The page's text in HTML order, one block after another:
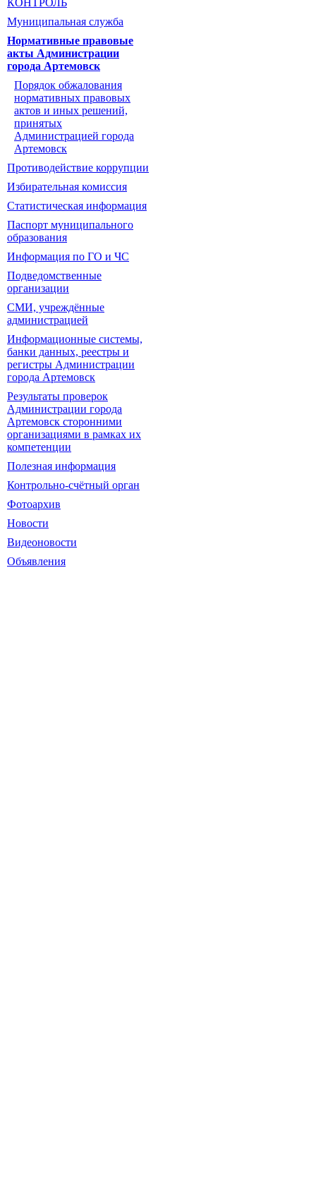
КОНТРОЛЬ
Муниципальная служба
Нормативные правовые
акты Администрации
города Артемовск
Порядок обжалования
нормативных правовых
актов и иных решений,
принятых
Администрацией города
Артемовск
Противодействие коррупции
Избирательная комиссия
Статистическая информация
Паспорт муниципального
образования
Информация по ГО и ЧС
Подведомственные
организации
СМИ, учреждённые
администрацией
Информационные системы,
банки данных, реестры и
регистры Администрации
города Артемовск
Результаты проверок
Администрации города
Артемовск сторонними
организациями в рамках их
компетенции
Полезная информация
Контрольно-счётный орган
Фотоархив
Новости
Видеоновости
Объявления